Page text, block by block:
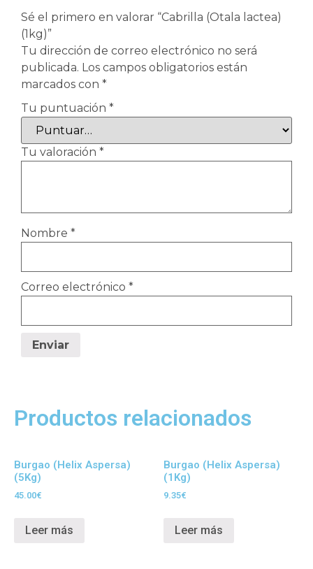
Sé el primero en valorar “Cabrilla (Otala lactea)
(1kg)”
Tu dirección de correo electrónico no será
publicada. Los campos obligatorios están
marcados con *
Tu puntuación *
Tu valoración *
Nombre *
Correo electrónico *
Productos relacionados
Burgao (Helix Aspersa)
(5Kg)
45.00€
Leer más
Burgao (Helix Aspersa)
(1Kg)
9.35€
Leer más